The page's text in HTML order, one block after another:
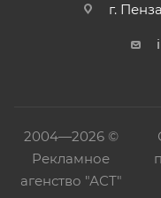
г.
2004—2026 ©
Рекламное
агенство "АСТ"